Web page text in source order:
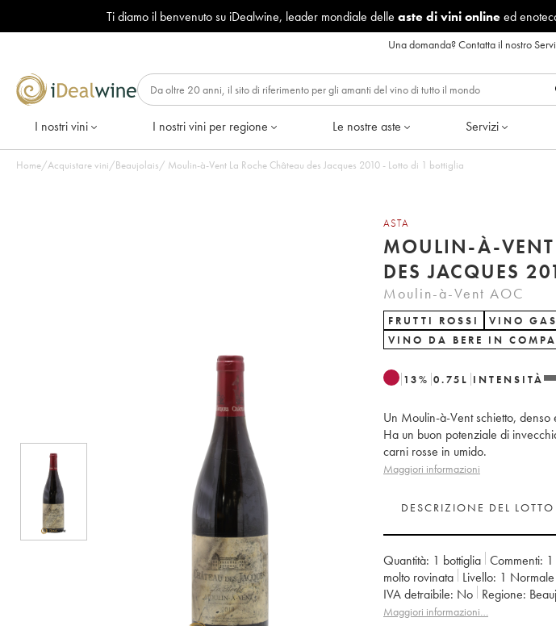
Ti diamo il benvenuto su iDealwine, leader mondiale delle aste di vini onlineed
Una domanda?Contatta il nostro
I nostri vini I nostri vini per regione Le nostre aste Servizi
Home/Acquistare vini/Beaujolais/ Moulin-à-Vent La Roche Château des Jacques 2010 - Lotto di 1 bottiglia
ASTA
MOULIN-À-VENT
DES JACQUES
Moulin-à-Vent AOC
FRUTTI ROSSI
VINO
VINO DA BERE IN
13% 0.75 L INTENSITÀ
Un Moulin-à-Vent schietto,
Ha un buon potenziale di
carni rosse in umido.
Maggiori informazioni
DESCRIZIONE DEL LOTTO
Quantità: 1 bottiglia Commenti:
molto rovinata Livello: 1 Normale
IVA detraibile:
no Regione:
Proprietario:
Château des Jacques
Maggiori informazioni…